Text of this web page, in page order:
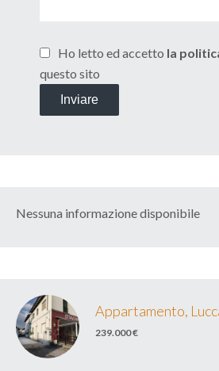
Ho letto ed accetto la
questo sito
Inviare
Nessuna informazione disponibile
Appartamento,
239.000 €